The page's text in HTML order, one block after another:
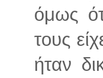
όμως
τους
ήταν